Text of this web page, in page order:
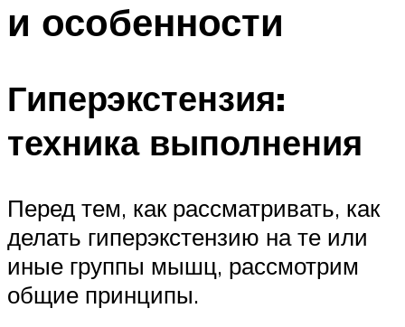
и особенности
Гиперэкстензия:
техника выполнения
Перед тем, как рассматривать, как
делать гиперэкстензию на те или
иные группы мышц, рассмотрим
общие принципы.